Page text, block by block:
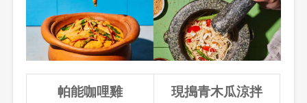
帕能咖哩雞 現搗青木瓜涼拌
登出
確定要登出嗎？